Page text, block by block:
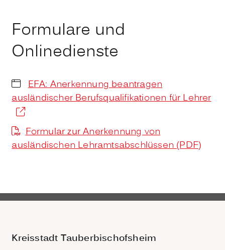
Formulare und
Onlinedienste
EFA: Anerkennung beantragen
ausländischer Berufsqualifikationen für Lehrer
Formular zur Anerkennung von
ausländischen Lehramtsabschlüssen (PDF)
Kreisstadt Tauberbischofsheim